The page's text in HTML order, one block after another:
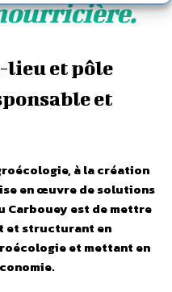
lieu et pôle
et
à la création
en œuvre de solutions
Carbouey est de mettre
et structurant en
et mettant en